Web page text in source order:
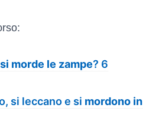
morde le zampe? 6
si leccano e si mordono in